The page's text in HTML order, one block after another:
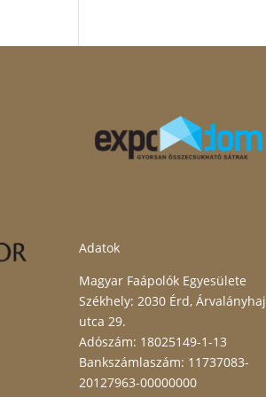
Adatok
Magyar Faápolók Egyesülete
Székhely: 2030 Érd, Árvalányhaj
utca 29.
Adószám: 18025149-1-13
Bankszámlaszám: 11737083-
20127963-00000000